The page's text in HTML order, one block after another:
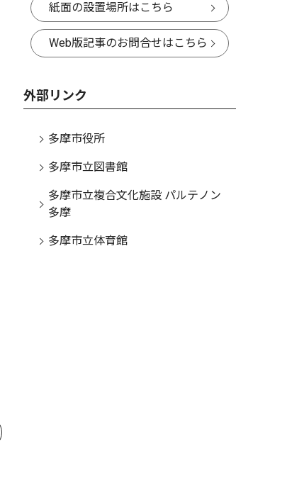
紙面の設置場所はこちら
Web版記事のお問合せはこちら
外部リンク
多摩市役所
多摩市立図書館
多摩市立複合文化施設 パルテノン
多摩
多摩市立体育館